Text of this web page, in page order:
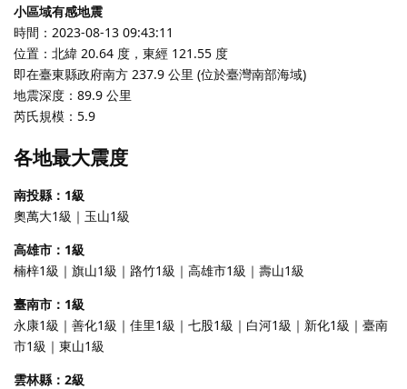
小區域有感地震
時間：2023-08-13 09:43:11
位置：北緯 20.64 度，東經 121.55 度
即在臺東縣政府南方 237.9 公里 (位於臺灣南部海域)
地震深度：89.9 公里
芮氏規模：5.9
各地最大震度
南投縣：1級
奧萬大1級｜玉山1級
高雄市：1級
楠梓1級｜旗山1級｜路竹1級｜高雄市1級｜壽山1級
臺南市：1級
永康1級｜善化1級｜佳里1級｜七股1級｜白河1級｜新化1級｜臺南
市1級｜東山1級
雲林縣：2級